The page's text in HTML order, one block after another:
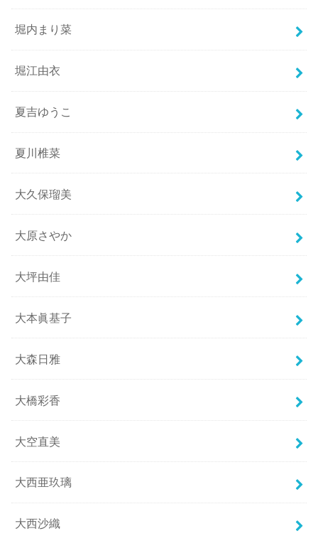
堀内まり菜
堀江由衣
夏吉ゆうこ
夏川椎菜
大久保瑠美
大原さやか
大坪由佳
大本眞基子
大森日雅
大橋彩香
大空直美
大西亜玖璃
大西沙織